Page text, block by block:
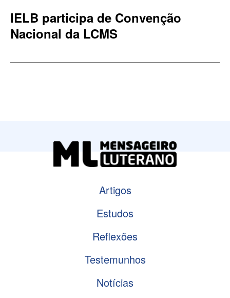
IELB participa de Convenção
Nacional da LCMS
Artigos
Estudos
Reflexões
Testemunhos
Notícias